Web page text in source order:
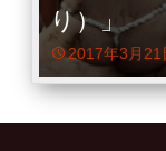
り）」
2017年3月21